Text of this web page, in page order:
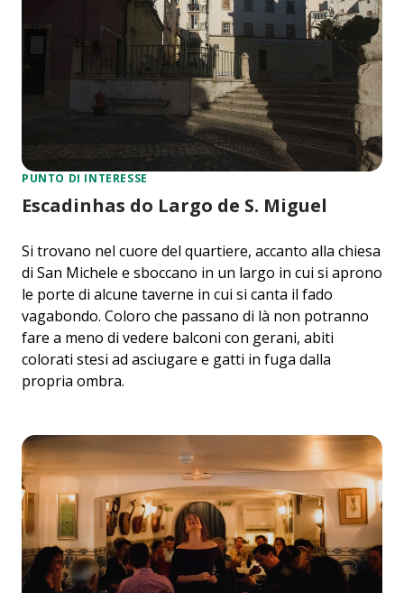
PUNTO DI INTERESSE
Escadinhas do Largo de S. Miguel
Si trovano nel cuore del quartiere, accanto alla chiesa
di San Michele e sboccano in un largo in cui si aprono
le porte di alcune taverne in cui si canta il fado
vagabondo. Coloro che passano di là non potranno
fare a meno di vedere balconi con gerani, abiti
colorati stesi ad asciugare e gatti in fuga dalla
propria ombra.